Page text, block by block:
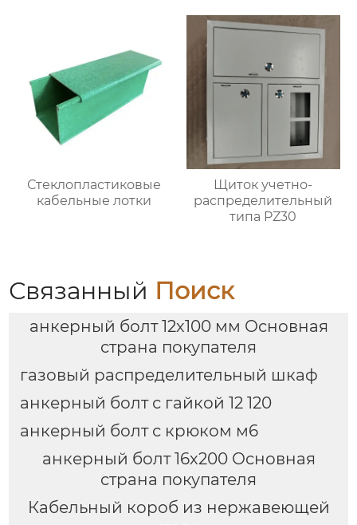
Стеклопластиковые
кабельные лотки
Щиток учетно-
распределительный
типа PZ30
Связанный Поиск
анкерный болт 12х100 мм Основная
страна покупателя
газовый распределительный шкаф
анкерный болт с гайкой 12 120
анкерный болт с крюком м6
анкерный болт 16х200 Основная
страна покупателя
Кабельный короб из нержавеющей